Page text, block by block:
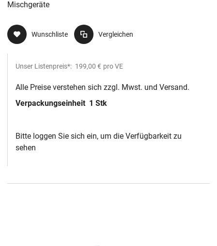
Mischgeräte
Wunschliste Vergleichen
Unser Listenpreis*: 199,00 € pro VE
Alle Preise verstehen sich zzgl. Mwst. und Versand.
Verpackungseinheit 1 Stk
Bitte loggen Sie sich ein, um die Verfügbarkeit zu
sehen